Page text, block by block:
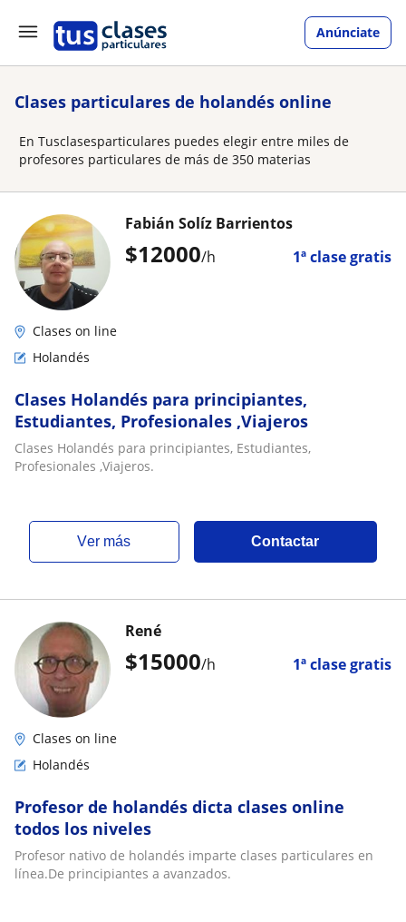
Anúnciate
Clases particulares de holandés online
En Tusclasesparticulares puedes elegir entre miles de
profesores particulares de más de 350 materias
$12000/h 1ª clase gratis
Fabián Solíz Barrientos
Clases on line
Holandés
Clases Holandés para principiantes,
Estudiantes, Profesionales ,Viajeros
Clases Holandés para principiantes, Estudiantes,
Profesionales ,Viajeros.
ver más Contactar
$15000/h 1ª clase gratis
René
Clases on line
Holandés
Profesor de holandés dicta clases online
todos los niveles
Profesor nativo de holandés imparte clases particulares en
línea.De principiantes a avanzados.